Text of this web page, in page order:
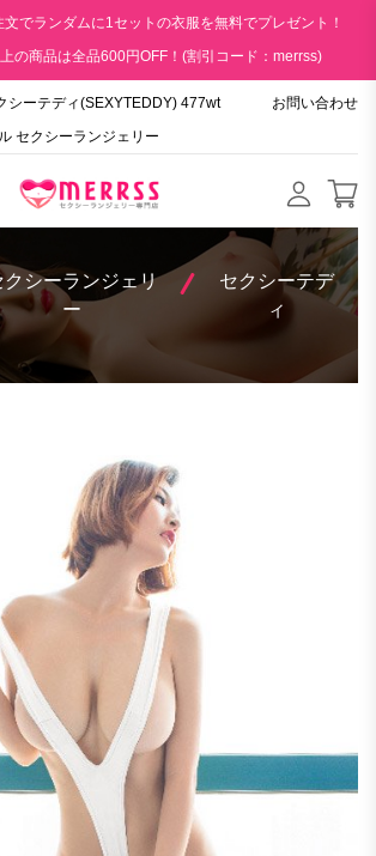
でランダムに1セットの衣服を無料でプレゼント！
の商品は全品600円OFF！(割引コード：merrss)
シーテディ(SEXYTEDDY) 477wt
セクシーランジェリー
お問い合わせ
クシーランジェリ
ー
セクシーテデ
ィ